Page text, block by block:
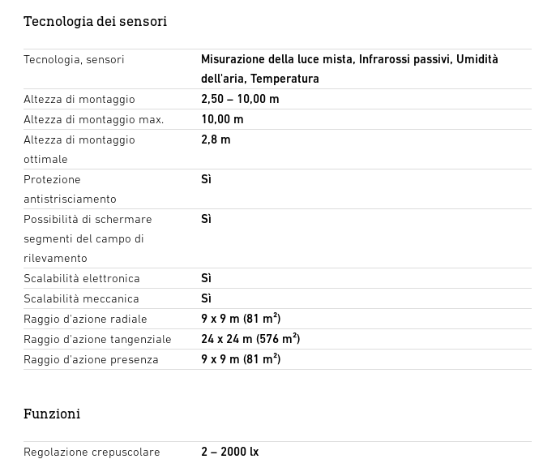
Tecnologia dei sensori
Tecnologia, sensori
Misurazione della luce mista, Infrarossi passivi, Umidità
dell'aria, Temperatura
Altezza di montaggio
2,50 – 10,00 m
Altezza di montaggio max.
10,00 m
Altezza di montaggio
ottimale
2,8 m
Protezione
antistrisciamento
Sì
Possibilità di schermare
segmenti del campo di
rilevamento
Sì
Scalabilità elettronica
Sì
Scalabilità meccanica
Sì
Raggio d'azione radiale
9 x 9 m (81 m²)
Raggio d'azione tangenziale
24 x 24 m (576 m²)
Raggio d'azione presenza
9 x 9 m (81 m²)
Funzioni
Regolazione crepuscolare
2 – 2000 lx